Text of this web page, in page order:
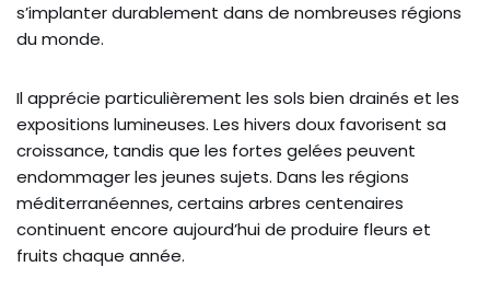
s’implanter durablement dans de nombreuses régions
du monde.
Il apprécie particulièrement les sols bien drainés et les
expositions lumineuses. Les hivers doux favorisent sa
croissance, tandis que les fortes gelées peuvent
endommager les jeunes sujets. Dans les régions
méditerranéennes, certains arbres centenaires
continuent encore aujourd’hui de produire fleurs et
fruits chaque année.